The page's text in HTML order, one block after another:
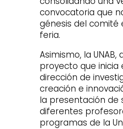
convocatoria que
génesis del comité
feria.
Asimismo, la
proyecto que inicia
dirección de
creación e
la presentación de
diferentes
programas de la